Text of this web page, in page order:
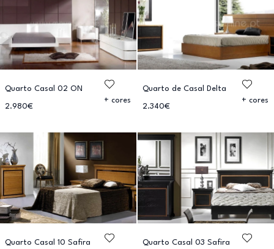
Quarto Casal 02 ON
2.980€
+ cores
Quarto de Casal Delta
2.340€
+ cores
Quarto Casal 10 Safira Quarto Casal 03 Safira